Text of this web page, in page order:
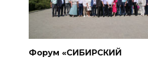
Форум «СИБИРСКИЙ